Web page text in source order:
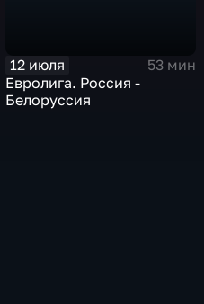
12 июля
53 мин
Евролига. Россия -
Белоруссия